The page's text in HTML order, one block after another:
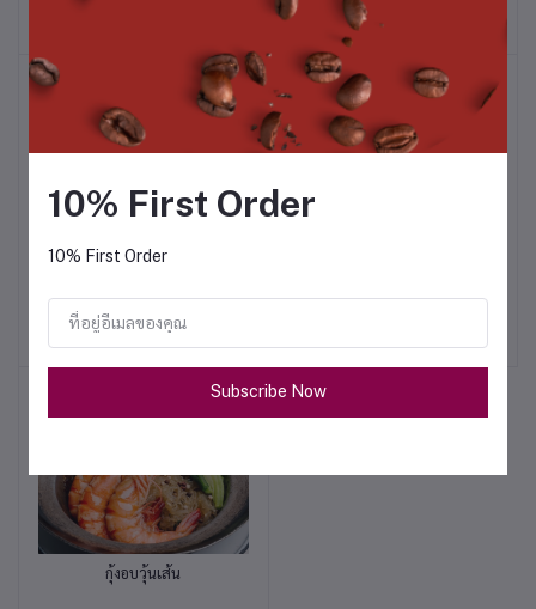
฿103.00
หยิบใส่ตะกร้า
ข้าวขาหมู
฿62.00
หยิบใส่ตะกร้า
กุ้งอบวุ้นเส้น
10% First Order
10% First Order
Subscribe Now